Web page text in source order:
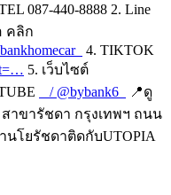
087-440-8888 2. Line
คลิก
4. TIKTOK
5. เว็บไซต์
/ @bybank6
📍ดู
าขารัชดา กรุงเทพฯ ถนน
นโยรัชดาติดกับUTOPIA